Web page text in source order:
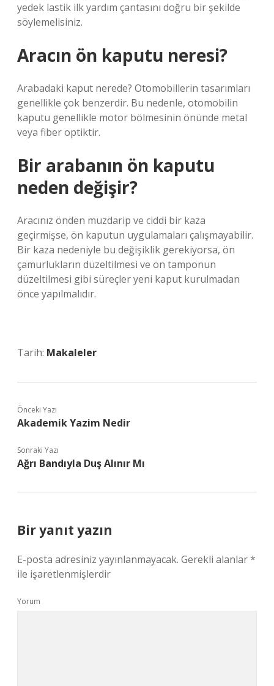
yedek lastik ilk yardım çantasını doğru bir şekilde
söylemelisiniz.
Aracın ön kaputu neresi?
Arabadaki kaput nerede? Otomobillerin tasarımları
genellikle çok benzerdir. Bu nedenle, otomobilin
kaputu genellikle motor bölmesinin önünde metal
veya fiber optiktir.
Bir arabanın ön kaputu
neden değişir?
Aracınız önden muzdarip ve ciddi bir kaza
geçirmişse, ön kaputun uygulamaları çalışmayabilir.
Bir kaza nedeniyle bu değişiklik gerekiyorsa, ön
çamurlukların düzeltilmesi ve ön tamponun
düzeltilmesi gibi süreçler yeni kaput kurulmadan
önce yapılmalıdır.
Tarih: Makaleler
Önceki Yazı
Akademik Yazim Nedir
Sonraki Yazı
Ağrı Bandıyla Duş Alınır Mı
Bir yanıt yazın
E-posta adresiniz yayınlanmayacak. Gerekli alanlar*
ile işaretlenmişlerdir
Yorum